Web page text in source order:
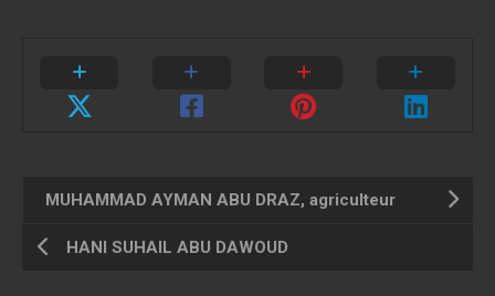
MUHAMMAD AYMAN ABU DRAZ, agriculteur
HANI SUHAIL ABU DAWOUD